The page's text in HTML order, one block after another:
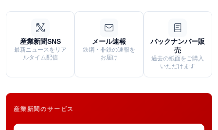
産業新聞SNS
最新ニュースをリア
ルタイム配信
メール速報
鉄鋼・非鉄の速報を
お届け
バックナンバー販
売
過去の紙面をご購入
いただけます
産業新聞のサービス